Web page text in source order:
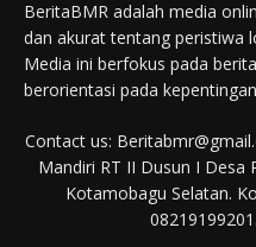
BeritaBMR adalah media
dan akurat tentang peristiwa
Media ini berfokus pada
berorientasi pada
Contact us:
Mandiri RT II Dusun I Desa
Kotamobagu Selatan.